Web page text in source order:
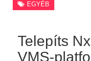
EGYÉB
Telepíts
VMS-